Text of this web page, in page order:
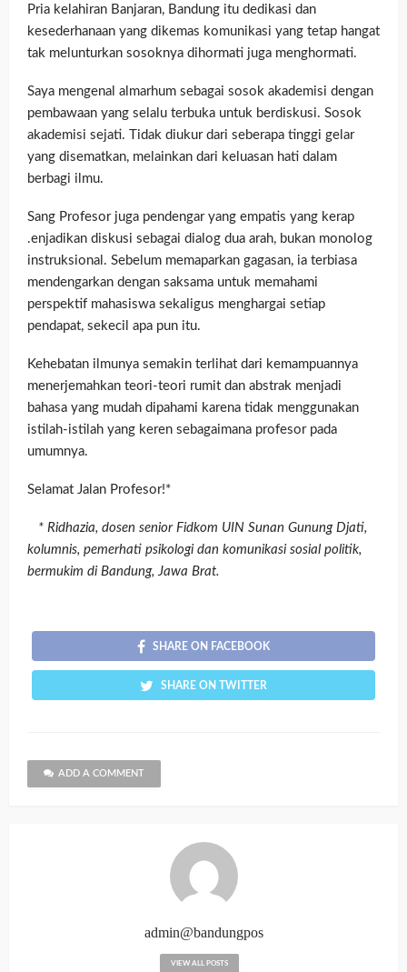
Pria kelahiran Banjaran, Bandung itu dedikasi dan
kesederhanaan yang dikemas komunikasi yang tetap hangat
tak melunturkan sosoknya dihormati juga menghormati.
Saya mengenal almarhum sebagai sosok akademisi dengan
pembawaan yang selalu terbuka untuk berdiskusi. Sosok
akademisi sejati. Tidak diukur dari seberapa tinggi gelar
yang disematkan, melainkan dari keluasan hati dalam
berbagi ilmu.
Sang Profesor juga pendengar yang empatis yang kerap
.enjadikan diskusi sebagai dialog dua arah, bukan monolog
instruksional. Sebelum memaparkan gagasan, ia terbiasa
mendengarkan dengan saksama untuk memahami
perspektif mahasiswa sekaligus menghargai setiap
pendapat, sekecil apa pun itu.
Kehebatan ilmunya semakin terlihat dari kemampuannya
menerjemahkan teori-teori rumit dan abstrak menjadi
bahasa yang mudah dipahami karena tidak menggunakan
istilah-istilah yang keren sebagaimana profesor pada
umumnya.
Selamat Jalan Profesor!*
* Ridhazia, dosen senior Fidkom UIN Sunan Gunung Djati,
kolumnis, pemerhati psikologi dan komunikasi sosial politik,
bermukim di Bandung, Jawa Brat.
SHARE ON FACEBOOK
SHARE ON TWITTER
ADD A COMMENT
admin@bandungpos
VIEW ALL POSTS